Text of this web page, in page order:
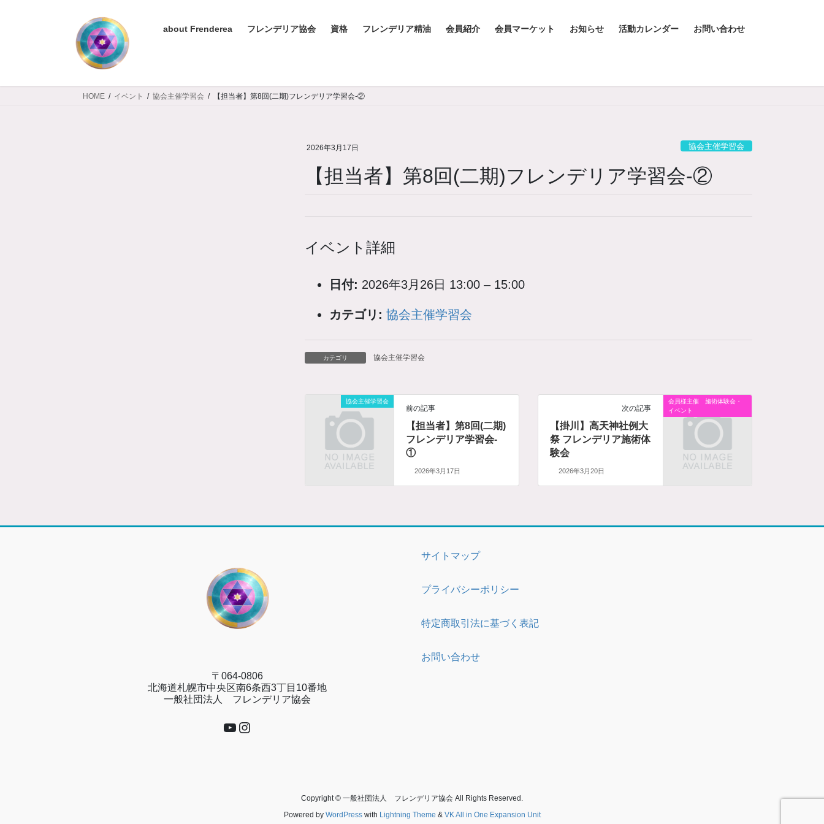
about Frenderea フレンデリア協会 資格 フレンデリア精油 会員紹介 会員マーケット お知らせ 活動カレンダー お問い合わせ
HOME イベント 協会主催学習会 【担当者】第8回(二期)フレンデリア学習会-②
2026年3月17日 協会主催学習会
【担当者】第8回(二期)フレンデリア学習会-②
イベント詳細
日付: 2026年3月26日 13:00 – 15:00
カテゴリ: 協会主催学習会
カテゴリ 協会主催学習会
協会主催学習会
前の記事
【担当者】第8回(二期)
フレンデリア学習会-
①
2026年3月17日
会員様主催 施術体験会・
イベント
次の記事
【掛川】高天神社例大
祭 フレンデリア施術体
験会
2026年3月20日
〒064-0806
北海道札幌市中央区南6条西3丁目10番地
一般社団法人 フレンデリア協会
YouTube
Instagram
サイトマップ
プライバシーポリシー
特定商取引法に基づく表記
お問い合わせ
Copyright © 一般社団法人 フレンデリア協会 All Rights Reserved.
Powered by WordPresswith Lightning Theme & VK All in One Expansion Unit